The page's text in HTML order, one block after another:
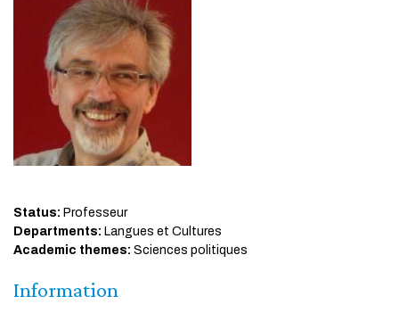
Status: Professeur
Departments: Langues et Cultures
Academic themes: Sciences politiques
Information